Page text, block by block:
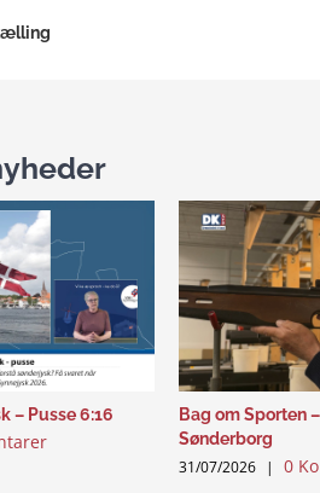
– Pusse 6:16
Bag om Sporten
Sønderborg
31/07/2026 | 0